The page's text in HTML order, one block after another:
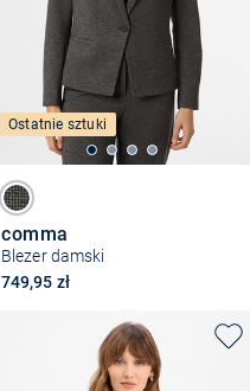
Ostatnie sztuki
comma
Blezer damski
749,95 zł